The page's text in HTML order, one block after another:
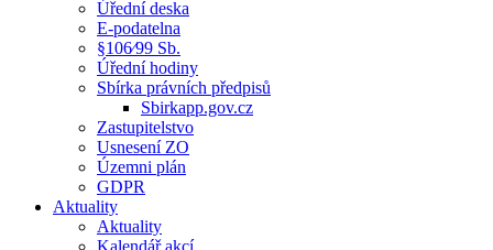
Úřední deska
E-podatelna
§106⁄99 Sb.
Úřední hodiny
Sbírka právních předpisů
Sbirkapp.gov.cz
Zastupitelstvo
Usnesení ZO
Územni plán
GDPR
Aktuality
Aktuality
Kalendář akcí